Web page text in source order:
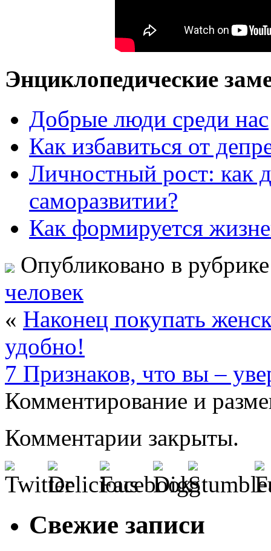
Энциклопедические
Добрые люди среди нас
Как избавиться от
Личностный рост: как
саморазвитии?
Как формируется
Опубликовано в
человек
« Наконец покупать
удобно!
7 Признаков, что вы –
Комментирование и
Комментарии закрыты.
Свежие записи